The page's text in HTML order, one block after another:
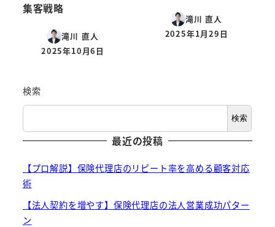
集客戦略
滝川 直人
投稿日
2025年10月6日
滝川 直人
投稿日
2025年1月29日
検索
検索
最近の投稿
【プロ解説】保険代理店のリピート率を高める顧客対応
術
【法人契約を増やす】保険代理店の法人営業成功パター
ン